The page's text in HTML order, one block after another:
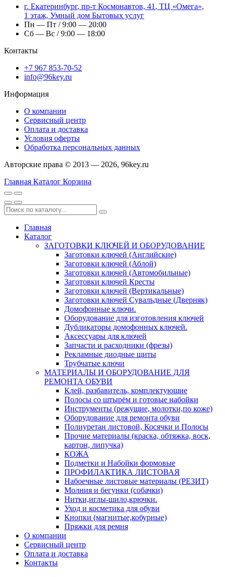
г. Екатеринбург, пр-т Космонавтов, 41, ТЦ «Омега»,
1 этаж, Умный дом Бытовых услуг
Пн — Пт / 9:00 — 20:00
Сб — Вс / 9:00 — 18:00
Контакты
+7 967 853-70-52
info@96key.ru
Информация
О компании
Сервисный центр
Оплата и доставка
Условия оферты
Обработка персональных данных
Авторские права © 2013 — 2026, 96key.ru
Главная Каталог Корзина
Главная
Каталог
ЗАГОТОВКИ КЛЮЧЕЙ И ОБОРУДОВАНИЕ
Заготовки ключей (Английские)
Заготовки ключей (Аблой)
Заготовки ключей (Автомобильные)
Заготовки ключей Кресты
Заготовки ключей (Вертикальные)
Заготовки ключей Сувальдные (Дверняк)
Домофонные ключи.
Оборудование для изготовления ключей
Дубликаторы домофонных ключей.
Аксессуары для ключей
Запчасти и расходники (фрезы)
Рекламные диодные щиты
Трубчатые ключи
МАТЕРИАЛЫ И ОБОРУДОВАНИЕ ДЛЯ
РЕМОНТА ОБУВИ
Клей, разбавитель, комплектующие
Полосы со штырём и готовые набойки
Инструменты (режущие, молотки,по коже)
Оборудование для ремонта обуви
Полиуретан листовой, Косячки и Полосы
Прочие материалы (краска, обтяжка, воск,
картон, липучка)
КОЖА
Подметки и Набойки формовые
ПРОФИЛАКТИКА ЛИСТОВАЯ
Набоечные листовые материалы (РЕЗИТ)
Молния и бегунки (собачки)
Нитки,иглы-шило,крючки.
Уход и косметика для обуви
Кнопки (магнитые,кобурные)
Пряжки для ремня
О компании
Сервисный центр
Оплата и доставка
Контакты